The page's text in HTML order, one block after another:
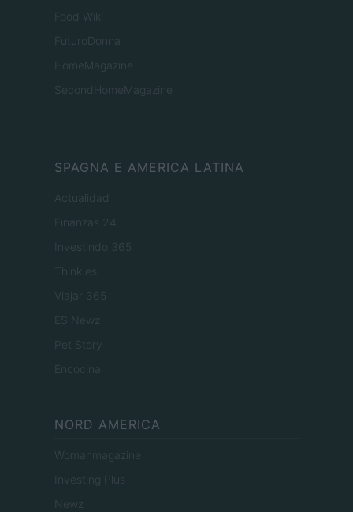
Food Wiki
FuturoDonna
HomeMagazine
SecondHomeMagazine
SPAGNA E AMERICA LATINA
Actualidad
Finanzas 24
Investindo 365
Think.es
Viajar 365
ES Newz
Pet Story
Encocina
NORD AMERICA
Womanmagazine
Investing Plus
Newz